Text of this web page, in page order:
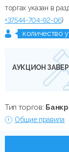
торгах указан в
+37544-704-92-06)
количество
АУКЦИОН
Тип торгов:
Общие правила